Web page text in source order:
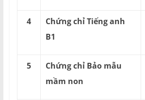
4
Chứng chỉ Tiếng anh
B1
5
Chứng chỉ Bảo mẫu
mầm non